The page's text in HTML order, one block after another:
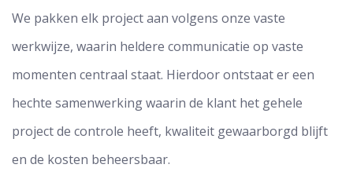
We pakken elk project aan volgens onze vaste
werkwijze, waarin heldere communicatie op vaste
momenten centraal staat. Hierdoor ontstaat er een
hechte samenwerking waarin de klant het gehele
project de controle heeft, kwaliteit gewaarborgd blijft
en de kosten beheersbaar.